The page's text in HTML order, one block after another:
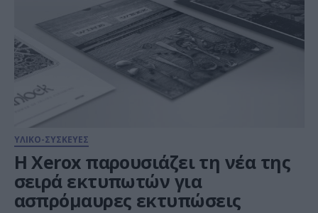
ΥΛΙΚΟ-ΣΥΣΚΕΥΕΣ
Η Xerox παρουσιάζει τη νέα της
σειρά εκτυπωτών για
ασπρόμαυρες εκτυπώσεις